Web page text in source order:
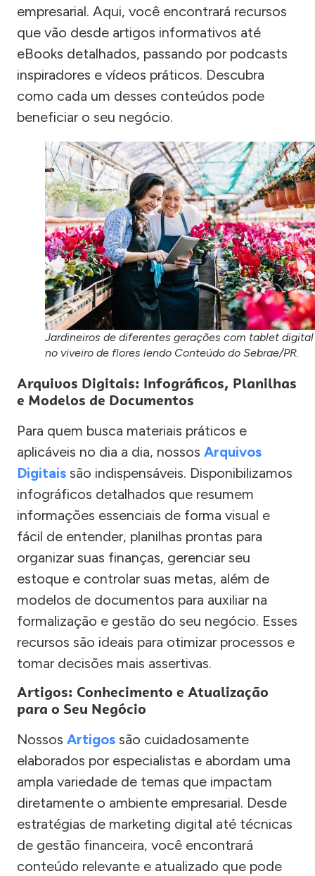
empresarial. Aqui, você encontrará recursos
que vão desde artigos informativos até
eBooks detalhados, passando por podcasts
inspiradores e vídeos práticos. Descubra
como cada um desses conteúdos pode
beneficiar o seu negócio.
Jardineiros de diferentes gerações com tablet digital
no viveiro de flores lendo Conteúdo do Sebrae/PR.
Arquivos Digitais: Infográficos, Planilhas
e Modelos de Documentos
Para quem busca materiais práticos e
aplicáveis no dia a dia, nossos Arquivos
Digitais são indispensáveis. Disponibilizamos
infográficos detalhados que resumem
informações essenciais de forma visual e
fácil de entender, planilhas prontas para
organizar suas finanças, gerenciar seu
estoque e controlar suas metas, além de
modelos de documentos para auxiliar na
formalização e gestão do seu negócio. Esses
recursos são ideais para otimizar processos e
tomar decisões mais assertivas.
Artigos: Conhecimento e Atualização
para o Seu Negócio
Nossos Artigos são cuidadosamente
elaborados por especialistas e abordam uma
ampla variedade de temas que impactam
diretamente o ambiente empresarial. Desde
estratégias de marketing digital até técnicas
de gestão financeira, você encontrará
conteúdo relevante e atualizado que pode